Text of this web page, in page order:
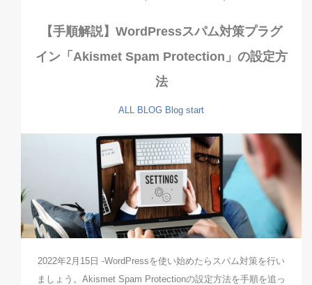
【手順解説】WordPressスパム対策プラグ
イン「Akismet Spam Protection」の設定方
法
ALL BLOG Blog start
2022年2月15日 -WordPressを使い始めたらスパム対策を行い
ましょう。Akismet Spam Protectionの設定方法を手順を追っ